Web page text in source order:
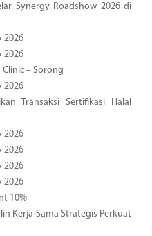
Synergy Roadshow 2026 di
2026
2026
– Sorong
2026
Transaksi Sertifikasi Halal
2026
2026
2026
2026
10%
Kerja Sama Strategis Perkuat